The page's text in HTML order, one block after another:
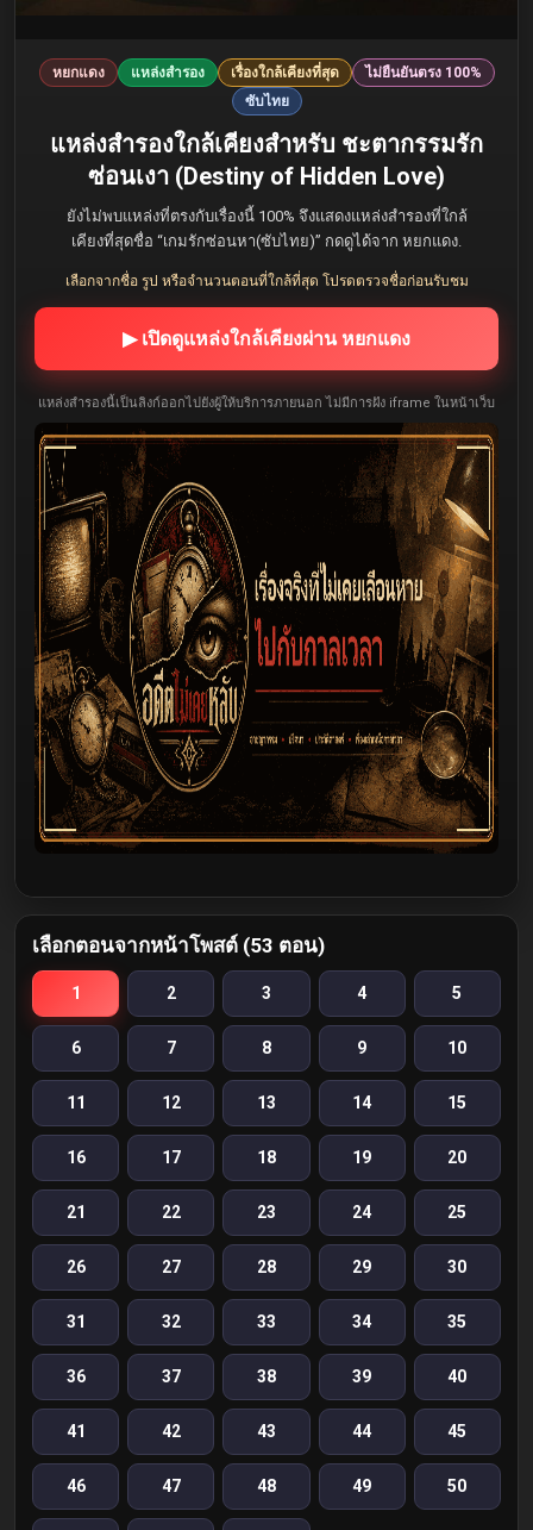
หยกแดง แหล่งสำรอง เรื่องใกล้เคียงที่สุด
ไม่ยืนยันตรง 100%
ซับไทย
แหล่งสำรองใกล้เคียงสำหรับ ชะตากรรมรัก
ซ่อนเงา (Destiny of Hidden Love)
ยังไม่พบแหล่งที่ตรงกับเรื่องนี้ 100% จึงแสดงแหล่งสำรองที่ใกล้
เคียงที่สุดชื่อ “เกมรักซ่อนหา(ซับไทย)” กดดูได้จาก หยกแดง.
เลือกจากชื่อ รูป หรือจำนวนตอนที่ใกล้ที่สุด โปรดตรวจชื่อก่อนรับชม
▶ เปิดดูแหล่งใกล้เคียงผ่าน หยกแดง
แหล่งสำรองนี้เป็นลิงก์ออกไปยังผู้ให้บริการภายนอก ไม่มีการฝัง iframe ในหน้าเว็บ
เลือกตอนจากหน้าโพสต์ (53 ตอน)
1 2 3 4 5
6 7 8 9 10
11 12 13 14 15
16 17 18 19 20
21 22 23 24 25
26 27 28 29 30
31 32 33 34 35
36 37 38 39 40
41 42 43 44 45
46 47 48 49 50